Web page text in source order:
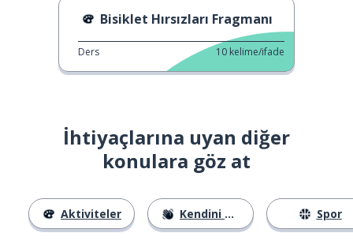
Bisiklet Hırsızları Fragmanı
Ders 10 kelime/ifade
İhtiyaçlarına uyan diğer
konulara göz at
Aktiviteler Kendini Tanıtma Spor